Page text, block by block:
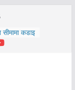
घोषणा
लगाउन